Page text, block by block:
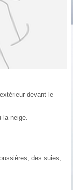
devant le
la neige.
des suies,